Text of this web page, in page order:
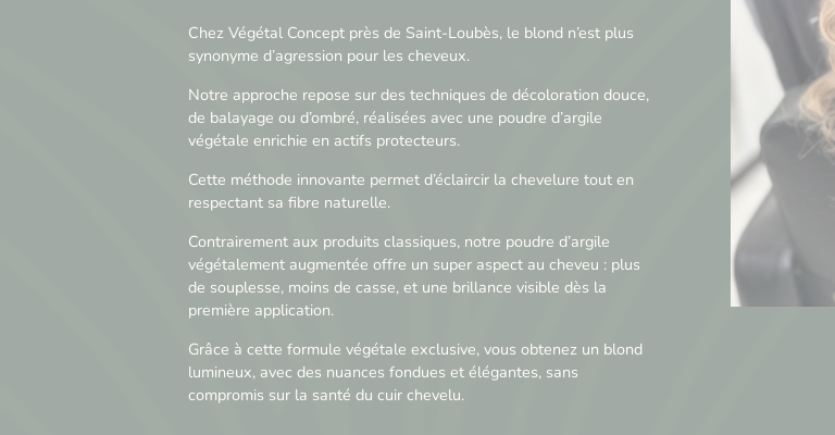
Chez Végétal Concept près de Saint-Loubès, le blond n’est plus
synonyme d’agression pour les cheveux.
Notre approche repose sur des techniques de décoloration douce,
de balayage ou d’ombré, réalisées avec une poudre d’argile
végétale enrichie en actifs protecteurs.
Cette méthode innovante permet d’éclaircir la chevelure tout en
respectant sa fibre naturelle.
Contrairement aux produits classiques, notre poudre d’argile
végétalement augmentée offre un super aspect au cheveu : plus
de souplesse, moins de casse, et une brillance visible dès la
première application.
Grâce à cette formule végétale exclusive, vous obtenez un blond
lumineux, avec des nuances fondues et élégantes, sans
compromis sur la santé du cuir chevelu.